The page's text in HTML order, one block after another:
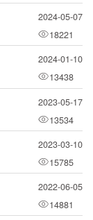
2024-05-07
18221
2024-01-10
13438
2023-05-17
13534
2023-03-10
15785
2022-06-05
14881